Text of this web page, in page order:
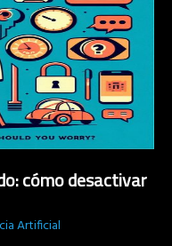
cómo desactivar
Artificial